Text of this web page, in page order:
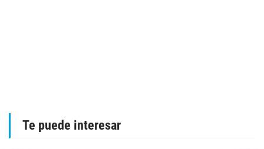
Te puede interesar